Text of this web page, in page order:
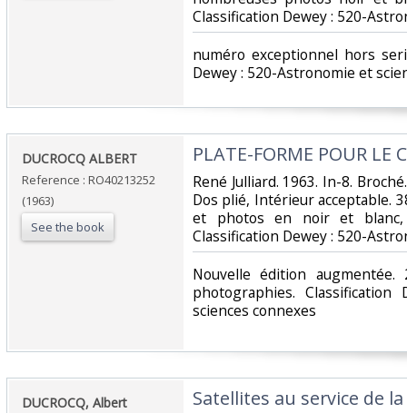
Classification Dewey : 520-
‎numéro exceptionnel hors
Dewey : 520-Astronomie et
‎DUCROCQ ALBERT‎
Reference : RO40213252
(1963)
See the book
‎PLATE-FORME POUR LE
‎René Julliard. 1963. In-8.
Dos plié, Intérieur acceptable.
et photos en noir et
Classification Dewey : 520-
‎Nouvelle édition
photographies.
sciences connexes‎
‎DUCROCQ, Albert‎ ‎Satellites au service de